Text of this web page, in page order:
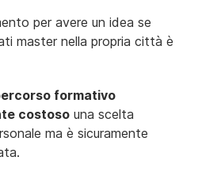
per avere un idea se
master nella propria città è
formativo
costoso una scelta
ma è sicuramente